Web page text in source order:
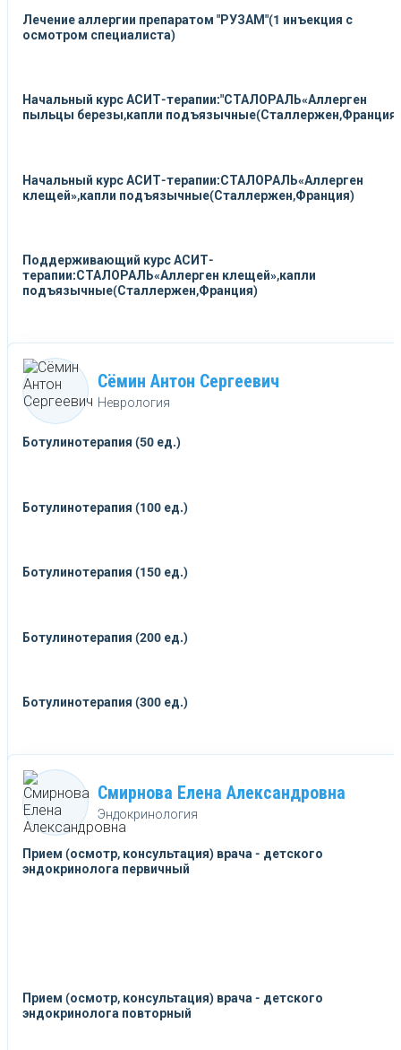
Лечение аллергии препаратом "РУЗАМ"(1 инъекция с
осмотром специалиста)
Начальный курс АСИТ-терапии:"СТАЛОРАЛЬ«Аллерген
пыльцы березы,капли подъязычные(Сталлержен,Франция)
Начальный курс АСИТ-терапии:СТАЛОРАЛЬ«Аллерген
клещей»,капли подъязычные(Сталлержен,Франция)
Поддерживающий курс АСИТ-
терапии:СТАЛОРАЛЬ«Аллерген клещей»,капли
подъязычные(Сталлержен,Франция)
Сёмин Антон Сергеевич
Неврология
Ботулинотерапия (50 ед.)
Ботулинотерапия (100 ед.)
Ботулинотерапия (150 ед.)
Ботулинотерапия (200 ед.)
Ботулинотерапия (300 ед.)
Смирнова Елена Александровна
Эндокринология
Прием (осмотр, консультация) врача - детского
эндокринолога первичный
Прием (осмотр, консультация) врача - детского
эндокринолога повторный